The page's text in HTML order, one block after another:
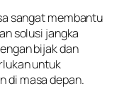
sangat membantu
solusi jangka
bijak dan
untuk
di masa depan.